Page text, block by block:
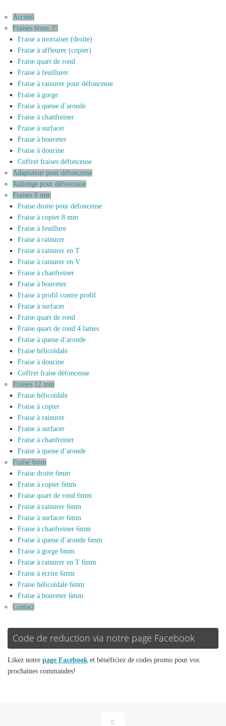
Accueil
Fraises 6mm 35
Fraise a mortaiser (droite)
Fraise à affleurer (copier)
Fraise quart de rond
Fraise à feuillurer
Fraise à rainurer pour défonceuse
Fraise à gorge
Fraise à queue d’aronde
Fraise à chanfreiner
Fraise à surfacer
Fraise à bouveter
Fraise à doucine
Coffret fraises défonceuse
Adaptateur pour défonceuse
Rallonge pour défonceuse
Fraises 8 mm
Fraise droite pour défonceuse
Fraise à copier 8 mm
Fraise à feuillure
Fraise à rainurer
Fraise à rainurer en T
Fraise à rainurer en V
Fraise à chanfreiner
Fraise à bouveter
Fraise à profil contre profil
Fraise à surfacer
Fraise quart de rond
Fraise quart de rond 4 lames
Fraise à queue d’aronde
Fraise hélicoïdale
Fraise à doucine
Coffret fraise défonceuse
Fraises 12 mm
Fraise hélicoïdale
Fraise à copier
Fraise à rainurer
Fraise à surfacer
Fraise à chanfreiner
Fraise à queue d’aronde
Fraise 6mm
Fraise droite 6mm
Fraise à copier 6mm
Fraise quart de rond 6mm
Fraise à rainurer 6mm
Fraise à surfacer 6mm
Fraise à chanfreiner 6mm
Fraise à queue d’aronde 6mm
Fraise à gorge 6mm
Fraise à rainurer en T 6mm
Fraise à écrire 6mm
Fraise hélicoïdale 6mm
Fraise à bouveter 6mm
Contact
Code de reduction via notre page Facebook
Likez notre page Facebook et bénéficiez de codes promo pour vos
prochaines commandes!